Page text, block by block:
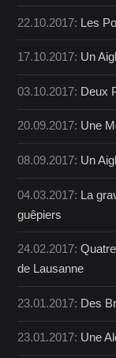
22.10.2017: Les
17.10.2017: Un
03.10.2017: Deux
20.09.2017: Une
08.09.2017: Un
04.03.2017: La
guêpiers
24.02.2017:
de Lausanne
23.01.2017: Des
23.01.2017: Une